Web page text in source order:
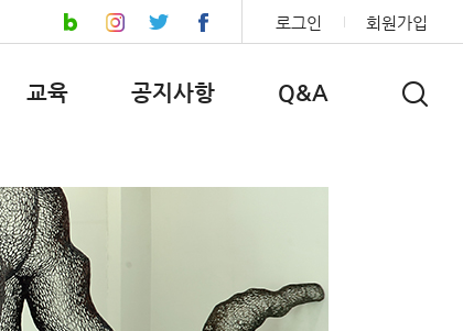
로그인 회원가입
교육 공지사항 Q&A